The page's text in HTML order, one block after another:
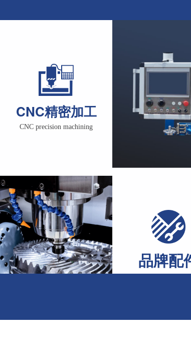
CNC精密加工
CNC precision machining
CNC precision machining
采用 CNC 设备加工核心零部件，严格把控加工公
充分满足高标准工业焊管生产的精度要求，助力产出
品牌配
Branded
核心部件甄选
运行可靠性，